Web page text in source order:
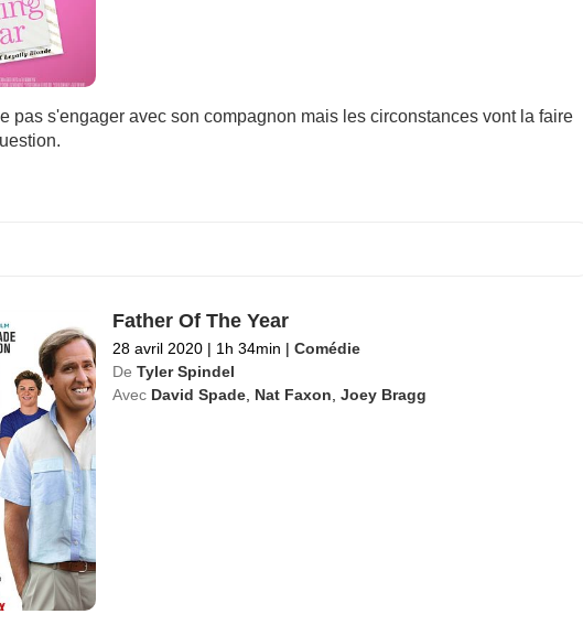
pas s'engager avec son compagnon mais les circonstances vont la faire
Father Of The Year
28 avril 2020 | 1h 34min | Comédie
De Tyler Spindel
Avec David Spade, Nat Faxon Joey Bragg